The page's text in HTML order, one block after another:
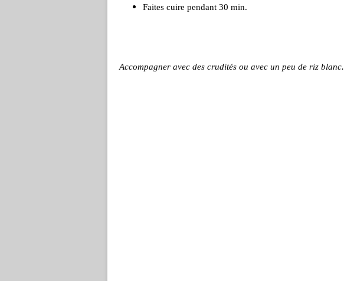
Faites cuire pendant 30 min.
Accompagner avec des crudités ou avec un peu de riz blanc.